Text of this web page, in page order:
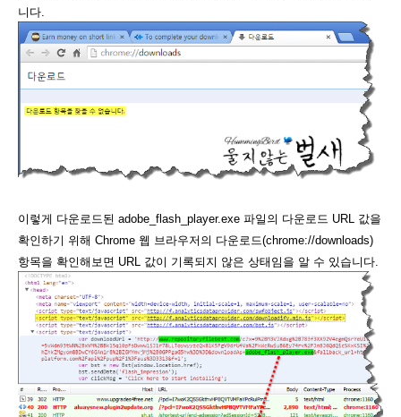
니다.
이렇게 다운로드된 adobe_flash_player.exe 파일의 다운로드 URL 값을
확인하기 위해 Chrome 웹 브라우저의 다운로드(chrome://downloads)
항목을 확인해보면 URL 값이 기록되지 않은 상태임을 알 수 있습니다.